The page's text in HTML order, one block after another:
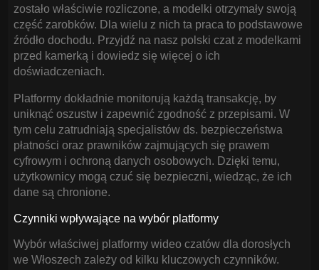
zostało właściwie rozliczone, a modelki otrzymały swoją
część zarobków. Dla wielu z nich ta praca to podstawowe
źródło dochodu. Przyjdź na nasz polski czat z modelkami
przed kamerką i dowiedz się więcej o ich
doświadczeniach.
Platformy dokładnie monitorują każdą transakcję, by
uniknąć oszustw i zapewnić zgodność z przepisami. W
tym celu zatrudniają specjalistów ds. bezpieczeństwa
płatności oraz prawników zajmujących się prawem
cyfrowym i ochroną danych osobowych. Dzięki temu,
użytkownicy mogą czuć się bezpieczni, wiedząc, że ich
dane są chronione.
Czynniki wpływające na wybór platformy
Wybór właściwej platformy wideo czatów dla dorosłych
we Włoszech zależy od kilku kluczowych czynników.